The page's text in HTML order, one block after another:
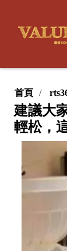
首頁
建議大
輕松，